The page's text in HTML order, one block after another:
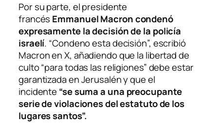
Por su parte, el presidente
francés Emmanuel Macron condenó
expresamente la decisión de la policía
israelí. “Condeno esta decisión”, escribió
Macron en X, añadiendo que la libertad de
culto “para todas las religiones” debe estar
garantizada en Jerusalén y que el
incidente “se suma a una preocupante
serie de violaciones del estatuto de los
lugares santos”.